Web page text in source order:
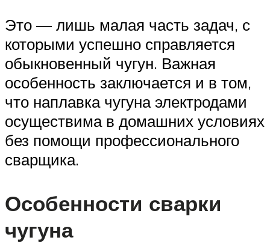
Это — лишь малая часть задач, с
которыми успешно справляется
обыкновенный чугун. Важная
особенность заключается и в том,
что наплавка чугуна электродами
осуществима в домашних условиях
без помощи профессионального
сварщика.
Особенности сварки
чугуна